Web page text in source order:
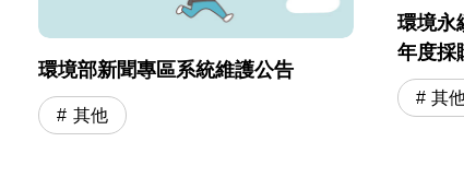
環境部新聞專區系統維護公告
其他
環境永
年度採
會」圓
其